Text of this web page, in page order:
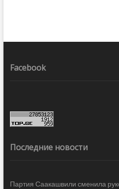
Facebook
Последние новости
Партия Саакашвили сменила